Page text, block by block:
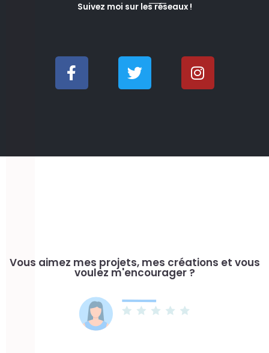
Suivez moi sur les réseaux !
F
a
c
o
T
w
i
r
I
n
s
r
Vous aimez mes projets, mes créations et vous
voulez m'encourager ?